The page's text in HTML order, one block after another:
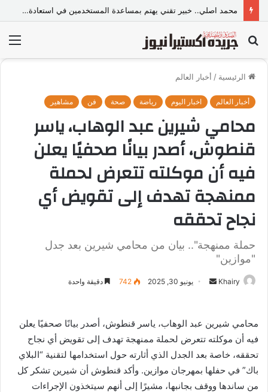
محمد اصلي.. خبير تقني يهتم بمساعدة المستخدمين في استعادة حساباتهم على منصات التواصل
بحث
عن
الرئيسية / أخبار العالم
أخبار العالم اخبار اليوم رياضة صحة فن مشاهير
محامي شيرين عبد الوهاب، ياسر
قنطوش، أصدر بيانًا صحفيًا يعلن
فيه أن موكلته تتعرض لحملة
ممنهجة تهدف إلى تقويض أي
نجاح تحققه
حملة ممنهجة".. بيان من محامي شيرين بعد جدل
"موازين"
Khairy
ل
ب
ر
د
يونيو 30, 2025 742 دقيقة واحدة
محامي شيرين عبد الوهاب، ياسر قنطوش، أصدر بيانًا صحفيًا يعلن
فيه أن موكلته تتعرض لحملة ممنهجة تهدف إلى تقويض أي نجاح
تحققه، خاصة بعد الجدل الذي أثارته حول استخدامها لتقنية “البلاي
باك” في حفلها بمهرجان موازين. وأكد قنطوش أن شيرين تشكر كل
من ساندها ووقف بجانبها، مشيرًا إلى أنهم سيتخذون الإجراءات